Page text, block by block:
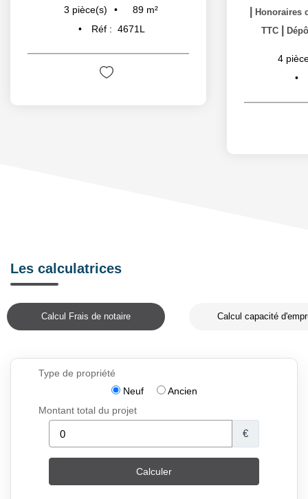
3 pièce(s) 89 m²
Réf : 4671L
Honoraires
TTC
4
Les calculatrices
Calcul Frais de notaire Calcul capacité